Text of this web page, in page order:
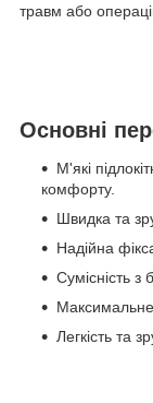
травм або
Основні
М'які
комфорту.
Швидка та
Надійна
Сумісність з
Легкість та